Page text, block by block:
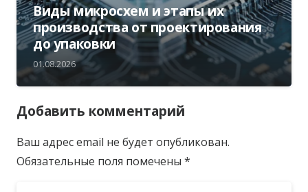
Виды микросхем и этапы их
производства от проектирования
до упаковки
01.08.2026
Добавить комментарий
Ваш адрес email не будет опубликован.
Обязательные поля помечены *